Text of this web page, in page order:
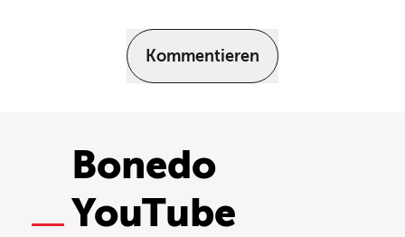
Kommentieren
Bonedo
YouTube